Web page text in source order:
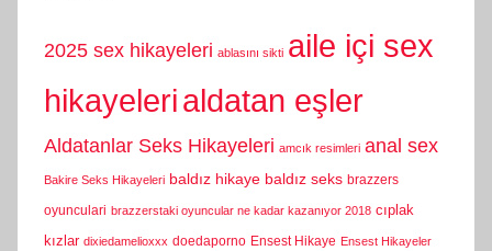
2025 sex hikayeleri ablasını sikti aile içi sex
hikayelerialdatan eşler
Aldatanlar Seks Hikayeleri amcık resimleri anal sex
Bakire Seks Hikayeleri baldız hikaye baldız seks brazzers
oyunculari brazzerstaki oyuncular ne kadar kazanıyor 2018 cıplak
kızlar dixiedamelioxxx doedaporno Ensest Hikaye Ensest Hikayeler